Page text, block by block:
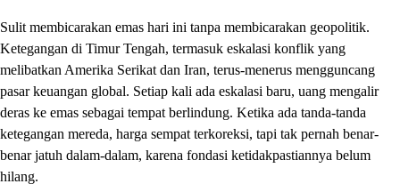
Sulit membicarakan emas hari ini tanpa membicarakan geopolitik.
Ketegangan di Timur Tengah, termasuk eskalasi konflik yang
melibatkan Amerika Serikat dan Iran, terus-menerus mengguncang
pasar keuangan global. Setiap kali ada eskalasi baru, uang mengalir
deras ke emas sebagai tempat berlindung. Ketika ada tanda-tanda
ketegangan mereda, harga sempat terkoreksi, tapi tak pernah benar-
benar jatuh dalam-dalam, karena fondasi ketidakpastiannya belum
hilang.